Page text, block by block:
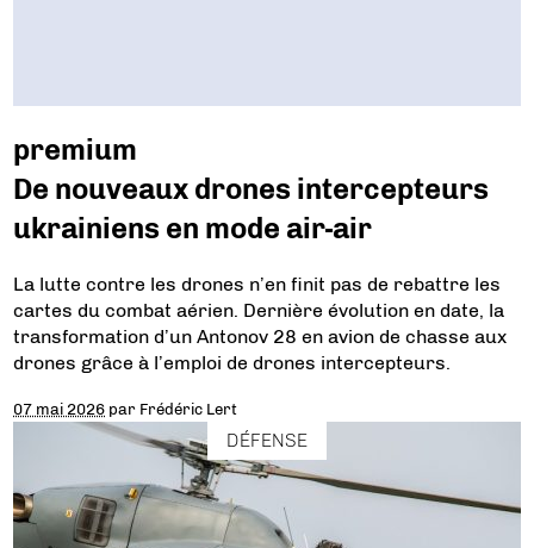
premium
De nouveaux drones intercepteurs
ukrainiens en mode air-air
La lutte contre les drones n’en finit pas de rebattre les
cartes du combat aérien. Dernière évolution en date, la
transformation d’un Antonov 28 en avion de chasse aux
drones grâce à l’emploi de drones intercepteurs.
07 mai 2026 par Frédéric Lert
DÉFENSE